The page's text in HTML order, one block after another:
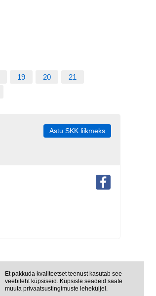
Et pakkuda kvaliteetset teenust kasutab see
veebileht küpsiseid. Küpsiste seadeid saate
muuta privaatsustingimuste leheküljel.
19 20
21
Astu SKK liikmeks